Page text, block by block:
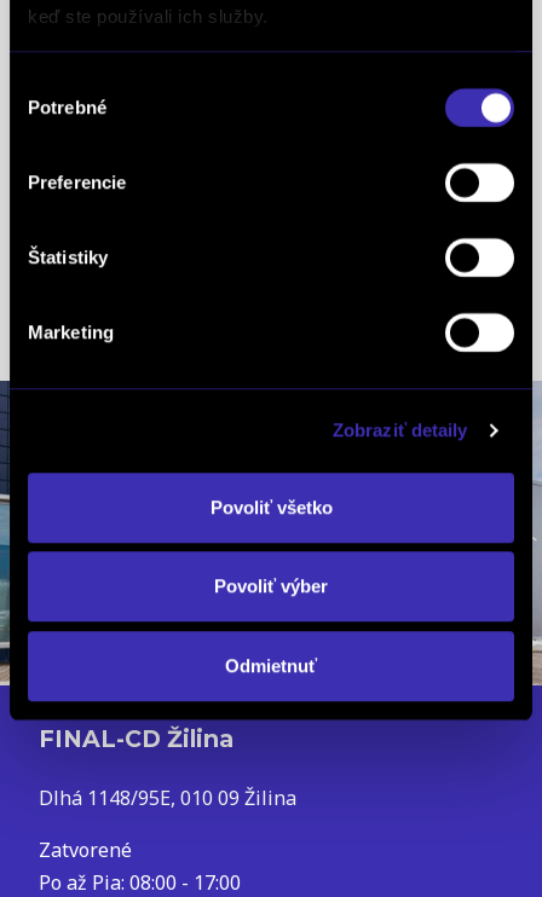
keď ste používali ich služby.
súhlasu
Potrebné
Preferencie
Štatistiky
Marketing
Zobraziť detaily
Povoliť všetko
Povoliť výber
Odmietnuť
Predajcovia Bratislava
FINAL-CD Žilina
Dlhá 1148/95E, 010 09 Žilina
Zatvorené
Po až Pia: 08:00 - 17:00